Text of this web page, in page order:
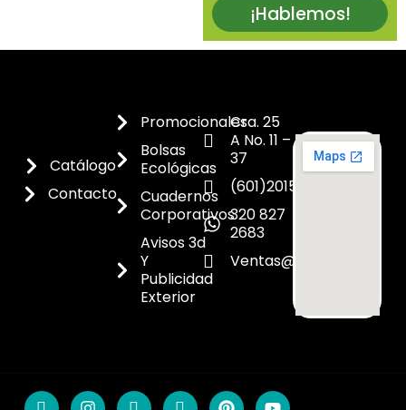
¡Hablemos!
Catálogo
Contacto
Promocionales
Bolsas
Ecológicas
Cuadernos
Corporativos
Avisos 3d
Y
Publicidad
Exterior
Cra. 25
A No. 11 –
37
(601)2015300
320 827
2683
Ventas@dicoes.co